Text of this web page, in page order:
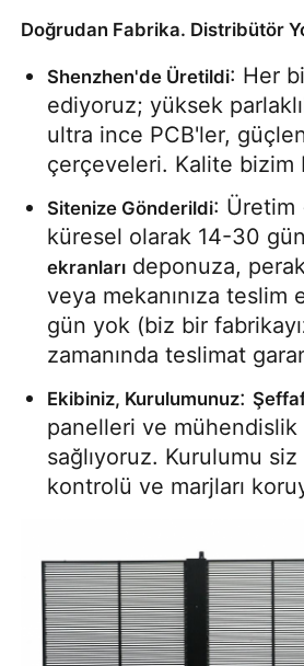
Doğrudan Fabrika. Distribütör
Shenzhen'de Üretildi: Her
ediyoruz; yüksek
ultra ince PCB'ler,
çerçeveleri. Kalite bizim
Sitenize Gönderildi: Üretim
küresel olarak 14-30
ekranları deponuza,
veya mekanınıza teslim
gün yok (biz bir
zamanında teslimat
Ekibiniz, Kurulumunuz:
panelleri ve mühendislik
sağlıyoruz. Kurulumu
kontrolü ve marjları